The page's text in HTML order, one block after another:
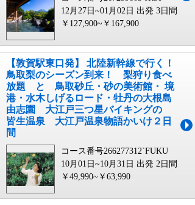
12月27日~01月02日 出発 3日間
￥127,900~￥167,900
【敦賀駅東口発】 北陸新幹線で行く！
鳥取梨のシーズン到来！ 梨狩り食べ
放題 と 鳥取砂丘・砂の美術館・ 境
港・水木しげるロード・牡丹の大根島
由志園 大江戸三つ星バイキングの
皆生温泉 大江戸温泉物語かいけ２日
間
コース番号266277312`FUKU
10月01日~10月31日 出発 2日間
￥49,990~￥63,990